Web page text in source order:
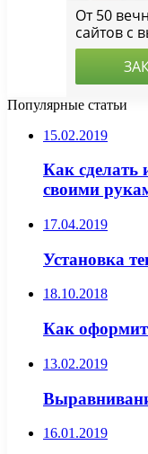
Популярные статьи
15.02.2019
Как сделать
своими
17.04.2019
Установка
18.10.2018
Как
13.02.2019
16.01.2019